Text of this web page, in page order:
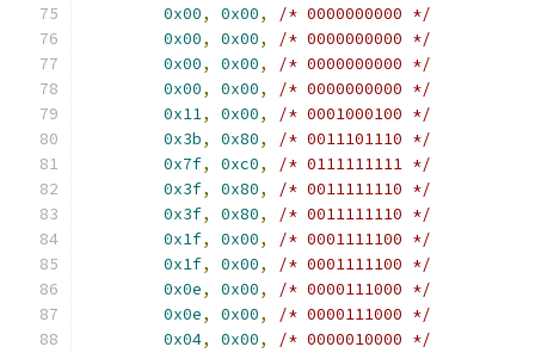
0x00, 0x00,
/* 0000000000 */
0x00, 0x00,
/* 0000000000 */
0x00, 0x00,
/* 0000000000 */
0x00, 0x00,
/* 0000000000 */
0x11, 0x00,
/* 0001000100 */
0x3b, 0x80,
/* 0011101110 */
0x7f, 0xc0,
/* 0111111111 */
0x3f, 0x80,
/* 0011111110 */
0x3f, 0x80,
/* 0011111110 */
0x1f, 0x00,
/* 0001111100 */
0x1f, 0x00,
/* 0001111100 */
0x0e, 0x00,
/* 0000111000 */
0x0e, 0x00,
/* 0000111000 */
0x04, 0x00,
/* 0000010000 */